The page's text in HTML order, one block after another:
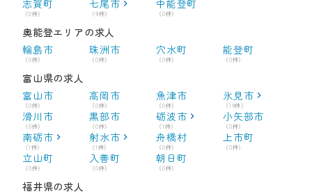
志賀町
（0件）
七尾市
（9件）
中能登町
（0件）
奥能登エリアの求人
輪島市
（0件）
珠洲市
（0件）
穴水町
（0件）
能登町
（0件）
富山県の求人
富山市
（0件）
高岡市
（0件）
魚津市
（0件）
氷見市
（19件）
滑川市
（0件）
黒部市
（0件）
砺波市
（1件）
小矢部市
（0件）
南砺市
（1件）
射水市
（1件）
舟橋村
（0件）
上市町
（0件）
立山町
（0件）
入善町
（0件）
朝日町
（0件）
福井県の求人